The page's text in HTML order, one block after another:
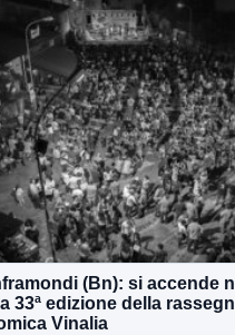
(Bn): si accende
33ª edizione della
Vinalia